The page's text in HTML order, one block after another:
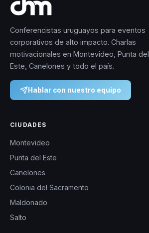
Conferencistas uruguayos para eventos
corporativos de alto impacto. Charlas
motivacionales en Montevideo, Punta del
Este, Canelones y todo el país.
Hablar con nuestro equipo
CIUDADES
Montevideo
Punta del Este
Canelones
Colonia del Sacramento
Maldonado
Salto